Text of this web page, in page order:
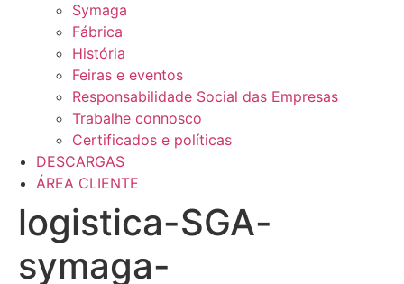
Symaga
Fábrica
História
Feiras e eventos
Responsabilidade Social das Empresas
Trabalhe connosco
Certificados e políticas
DESCARGAS
ÁREA CLIENTE
logistica-SGA-
symaga-